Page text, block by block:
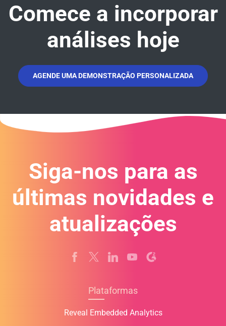
Comece a incorporar
análises hoje
AGENDE UMA DEMONSTRAÇÃO PERSONALIZADA
Siga-nos para as
últimas novidades e
atualizações
Plataformas
Reveal Embedded Analytics